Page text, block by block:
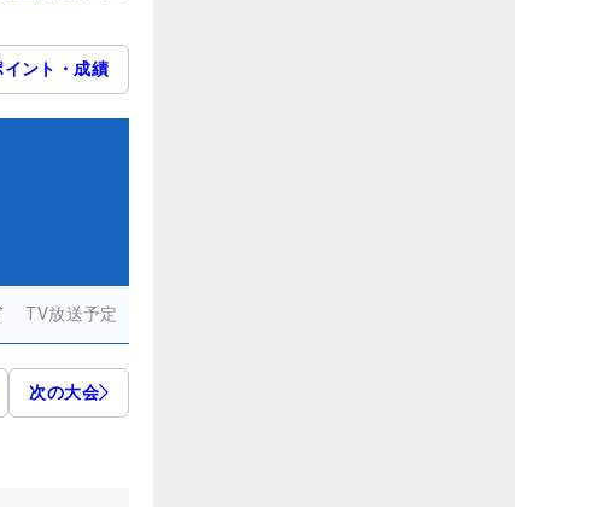
イント・成績
TV放送予定
次の大会